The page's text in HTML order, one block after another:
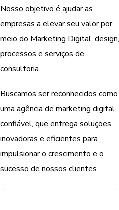
Nosso objetivo é ajudar as
empresas a elevar seu valor por
meio do Marketing Digital, design,
processos e serviços de
consultoria.
Buscamos ser reconhecidos como
uma agência de marketing digital
confiável, que entrega soluções
inovadoras e eficientes para
impulsionar o crescimento e o
sucesso de nossos clientes.